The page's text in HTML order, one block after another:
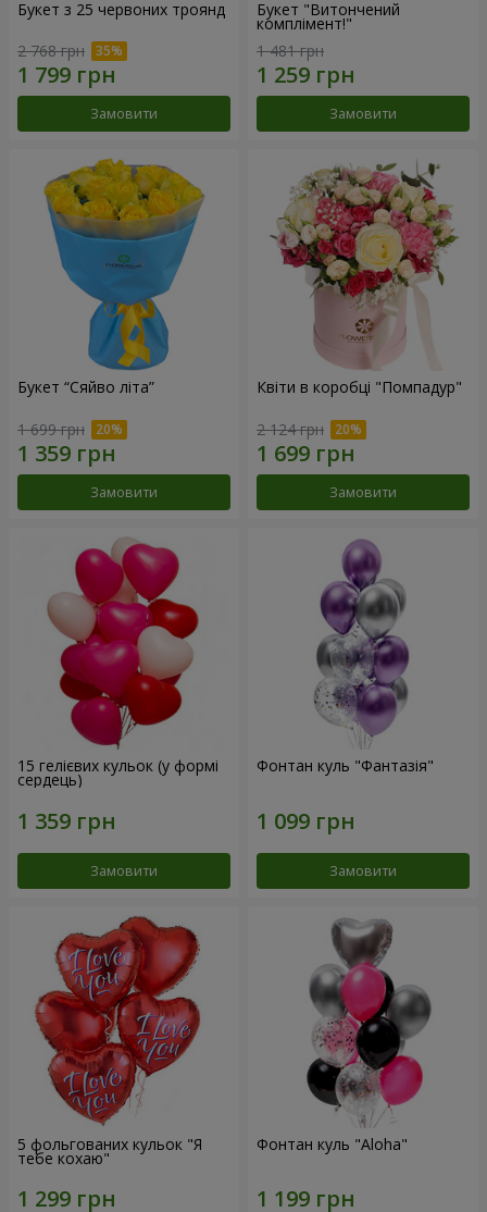
Букет з 25 червоних троянд
2 768 грн
Замовити
Букет "Витончений
комплімент!"
1 481 грн
Замовити
Букет “Сяйво літа”
1 699 грн
Замовити
Квіти в коробці "Помпадур"
2 124 грн
Замовити
15 гелієвих кульок (у формі
сердець)
Замовити
Фонтан куль "Фантазія"
Замовити
5 фольгованих кульок "Я
тебе кохаю"
Фонтан куль "Aloha"